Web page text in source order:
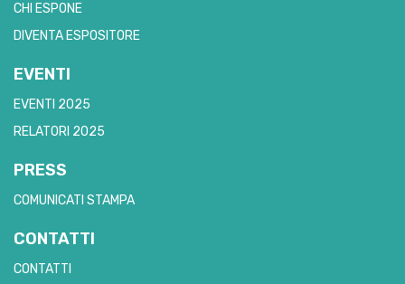
CHI ESPONE
DIVENTA ESPOSITORE
EVENTI
EVENTI 2025
RELATORI 2025
PRESS
COMUNICATI STAMPA
CONTATTI
CONTATTI